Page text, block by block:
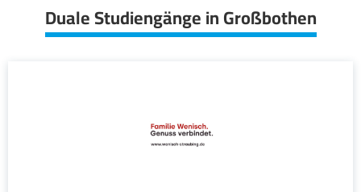
Duale Studiengänge in Großbothen